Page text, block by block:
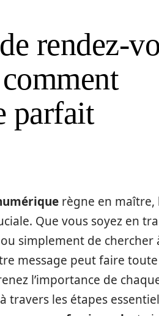
rendez-
parfait
règne en maître,
Que vous soyez en
simplement de chercher
message peut faire
l’importance de
travers les étapes